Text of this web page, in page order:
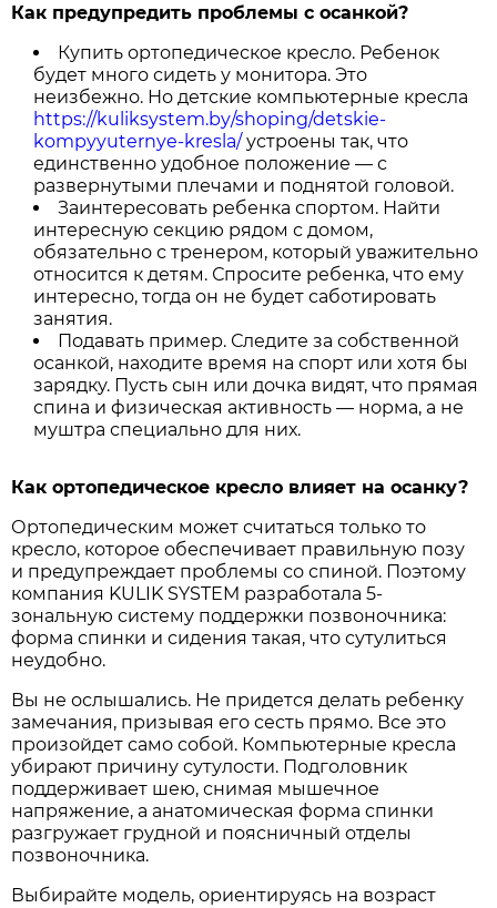
Как предупредить проблемы с осанкой?
Купить ортопедическое кресло. Ребенок
будет много сидеть у монитора. Это
неизбежно. Но детские компьютерные кресла
https://kuliksystem.by/shoping/detskie-
kompyyuternye-kresla/устроены так, что
единственно удобное положение — с
развернутыми плечами и поднятой головой.
Заинтересовать ребенка спортом. Найти
интересную секцию рядом с домом,
обязательно с тренером, который уважительно
относится к детям. Спросите ребенка, что ему
интересно, тогда он не будет саботировать
занятия.
Подавать пример. Следите за собственной
осанкой, находите время на спорт или хотя бы
зарядку. Пусть сын или дочка видят, что прямая
спина и физическая активность — норма, а не
муштра специально для них.
Как ортопедическое кресло влияет на осанку?
Ортопедическим может считаться только то
кресло, которое обеспечивает правильную позу
и предупреждает проблемы со спиной. Поэтому
компания KULIK SYSTEM разработала 5-
зональную систему поддержки позвоночника:
форма спинки и сидения такая, что сутулиться
неудобно.
Вы не ослышались. Не придется делать ребенку
замечания, призывая его сесть прямо. Все это
произойдет само собой. Компьютерные кресла
убирают причину сутулости. Подголовник
поддерживает шею, снимая мышечное
напряжение, а анатомическая форма спинки
разгружает грудной и поясничный отделы
позвоночника.
Выбирайте модель, ориентируясь на возраст